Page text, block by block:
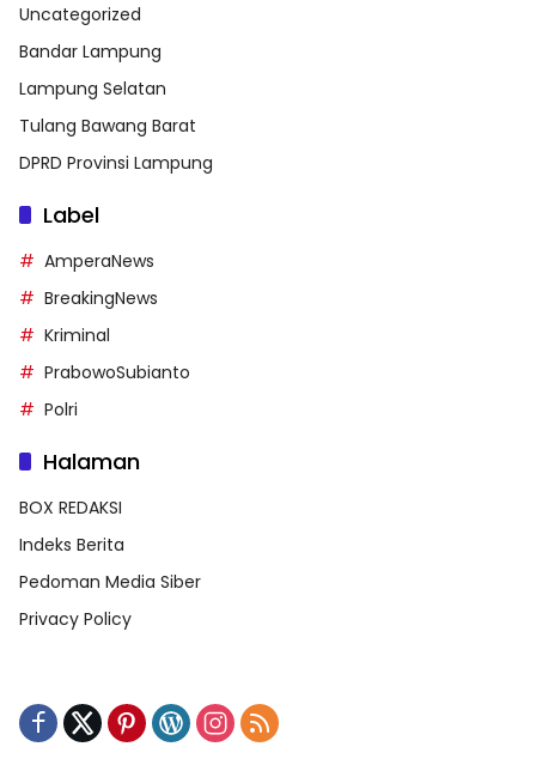
Uncategorized
Bandar Lampung
Lampung Selatan
Tulang Bawang Barat
DPRD Provinsi Lampung
Label
AmperaNews
BreakingNews
Kriminal
PrabowoSubianto
Polri
Halaman
BOX REDAKSI
Indeks Berita
Pedoman Media Siber
Privacy Policy